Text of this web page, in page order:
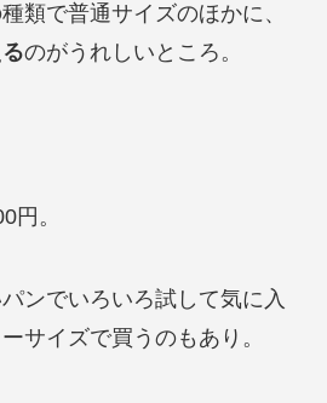
類で普通サイズのほかに、
のがうれしいところ。
円。
ンでいろいろ試して気に入
サイズで買うのもあり。